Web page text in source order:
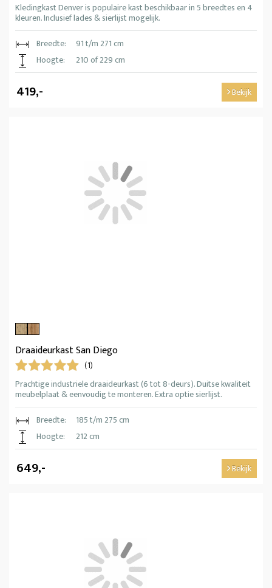
Kledingkast Denver is populaire kast beschikbaar in 5 breedtes en 4
kleuren. Inclusief lades & sierlijst mogelijk.
Breedte:
91 t/m 271 cm
Hoogte:
210 of 229 cm
419,- Bekijk
Draaideurkast San Diego
(1)
Prachtige industriele draaideurkast (6 tot 8-deurs). Duitse kwaliteit
meubelplaat & eenvoudig te monteren. Extra optie sierlijst.
Breedte:
185 t/m 275 cm
Hoogte:
212 cm
649,- Bekijk